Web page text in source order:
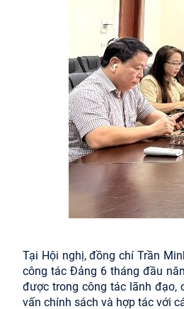
Tại Hội nghị, đồng chí Trần
công tác Đảng 6 tháng đầu
được trong công tác lãnh đạo,
vấn chính sách và hợp tác với